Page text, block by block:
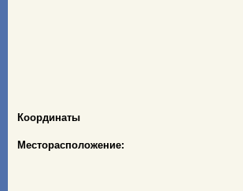
Координаты
Месторасположение: